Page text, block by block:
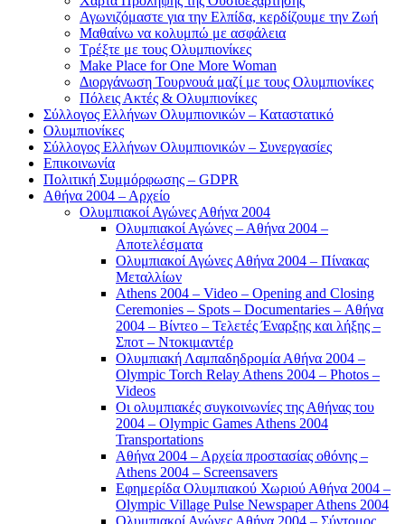
Αγωνιζόμαστε για την Ελπίδα, κερδίζουμε την Ζωή
Μαθαίνω να κολυμπώ με ασφάλεια
Τρέξτε με τους Ολυμπιονίκες
Make Place for One More Woman
Διοργάνωση Τουρνουά μαζί με τους Ολυμπιονίκες
Πόλεις Ακτές & Ολυμπιονίκες
Σύλλογος Ελλήνων Ολυμπιονικών – Καταστατικό
Ολυμπιονίκες
Σύλλογος Ελλήνων Ολυμπιονικών – Συνεργασίες
Επικοινωνία
Πολιτική Συμμόρφωσης – GDPR
Αθήνα 2004 – Αρχείο
Ολυμπιακοί Αγώνες Αθήνα 2004
Ολυμπιακοί Αγώνες – Αθήνα 2004 –
Αποτελέσματα
Ολυμπιακοί Αγώνες Αθήνα 2004 – Πίνακας
Μεταλλίων
Athens 2004 – Video – Opening and Closing
Ceremonies – Spots – Documentaries – Αθήνα
2004 – Βίντεο – Τελετές Έναρξης και λήξης –
Σποτ – Ντοκιμαντέρ
Ολυμπιακή Λαμπαδηδρομία Αθήνα 2004 –
Olympic Torch Relay Athens 2004 – Photos –
Videos
Οι ολυμπιακές συγκοινωνίες της Αθήνας του
2004 – Olympic Games Athens 2004
Transportations
Αθήνα 2004 – Αρχεία προστασίας οθόνης –
Athens 2004 – Screensavers
Εφημερίδα Ολυμπιακού Χωριού Αθήνα 2004 –
Olympic Village Pulse Newspaper Athens 2004
Ολυμπιακοί Αγώνες Αθήνα 2004 – Σύντομος